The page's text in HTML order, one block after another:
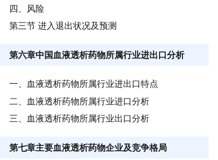
四、风险
第三节 进入退出状况及预测
第六章中国血液透析药物所属行业进出口分析
一、血液透析药物所属行业进出口特点
二、血液透析药物所属行业进口分析
三、血液透析药物所属行业出口分析
第七章主要血液透析药物企业及竞争格局